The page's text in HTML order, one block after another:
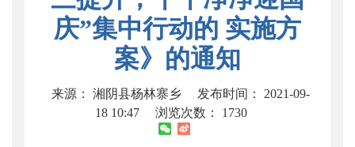
庆”集中行动的 实施方
案》的通知
来源： 湘阴县杨林寨乡
发布时间： 2021-09-
18 10:47
浏览次数： 1730